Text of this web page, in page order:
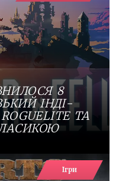
8
ІНДІ-
ТА
Ігри